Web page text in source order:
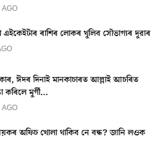
এইকেইটাৰ ৰাশিৰ লোকৰ খুলিব সৌভাগ্যৰ দুৱাৰ
ঈদৰ দিনাই মানকাচাৰত আল্লাই আচৰিত
কৰিলে মুৰ্গী…
অফিচ খোলা থাকিব নে বন্ধ? জানি লওক